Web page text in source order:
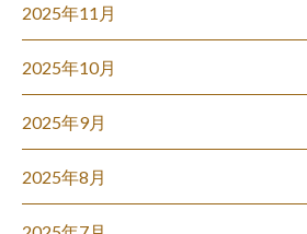
2025年11月
2025年10月
2025年9月
2025年8月